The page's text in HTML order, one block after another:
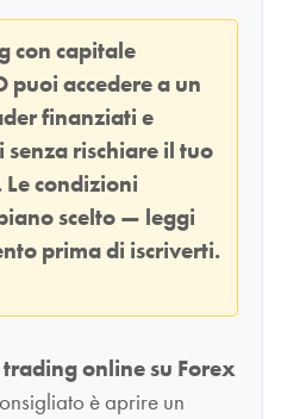
con capitale
puoi accedere a un
finanziati e
rischiare il tuo
condizioni
scelto — leggi
prima di iscriverti.
trading online su Forex
è aprire un